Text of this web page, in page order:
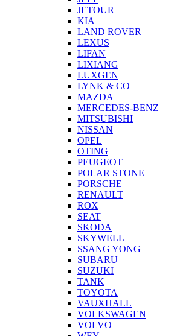
JETOUR
KIA
LAND ROVER
LEXUS
LIFAN
LIXIANG
LUXGEN
LYNK & CO
MAZDA
MERCEDES-BENZ
MITSUBISHI
NISSAN
OPEL
OTING
PEUGEOT
POLAR STONE
PORSCHE
RENAULT
ROX
SEAT
SKODA
SKYWELL
SSANG YONG
SUBARU
SUZUKI
TANK
TOYOTA
VAUXHALL
VOLKSWAGEN
VOLVO